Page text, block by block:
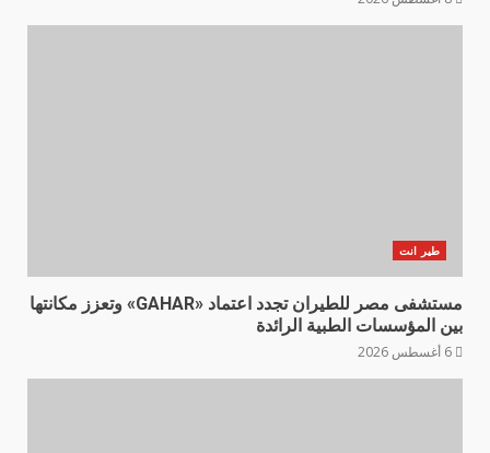
طير انت
مستشفى مصر للطيران تجدد اعتماد «GAHAR» وتعزز مكانتها
بين المؤسسات الطبية الرائدة